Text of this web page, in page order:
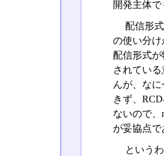
開発主体で
配信形
の使い分け
配信形式
されてい
んが、な
きず、
ないので、
が妥協点で
という